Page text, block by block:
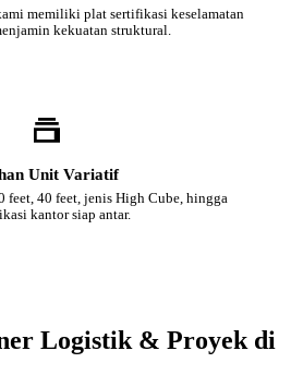
memiliki plat sertifikasi keselamatan
kekuatan struktural.
Unit Variatif
feet, 40 feet, jenis High Cube, hingga
kantor siap antar.
Logistik & Proyek di